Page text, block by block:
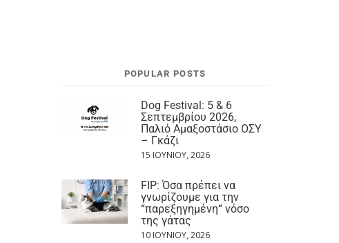
POPULAR POSTS
Dog Festival: 5 & 6
Σεπτεμβρίου 2026,
Παλιό Αμαξοστάσιο ΟΣΥ
– Γκάζι
15 ΙΟΥΝΊΟΥ, 2026
FIP: Όσα πρέπει να
γνωρίζουμε για την
“παρεξηγημένη“ νόσο
της γάτας
10 ΙΟΥΝΊΟΥ, 2026